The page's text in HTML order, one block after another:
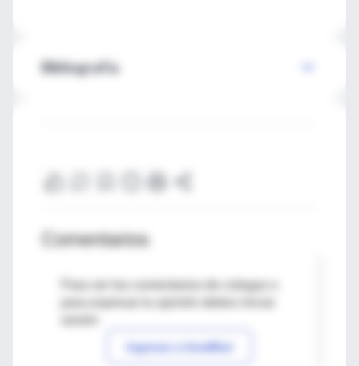
Bibliografía
Comentarios
Para ver los comentarios de colegas o
Ingresar a IntraMed